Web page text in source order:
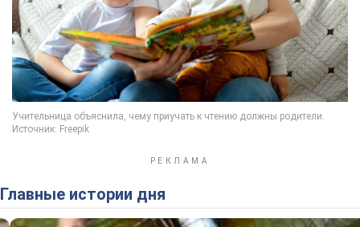
Главные истории дня